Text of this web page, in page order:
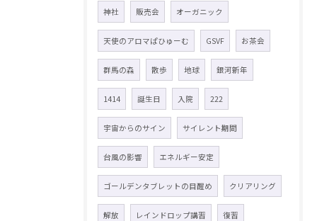
神社 販売会 オーガニック
天使のアロマぱひゅーむ GSVF お茶会
群馬の森 散歩 地球 銀河新年
1414 誕生日 入院 222
宇宙からのサイン サイレント期間
台風の影響 エネルギー安定
ゴールデンタブレットの目醒め クリアリング
解放 レインドロップ講習 復習